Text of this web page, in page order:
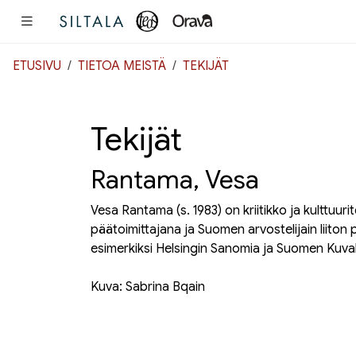
ETUSIVU TIETOA MEISTÄ TEKIJÄT
Tekijät
Rantama, Vesa
Vesa Rantama (s. 1983) on kriitikko ja
päätoimittajana ja Suomen arvostelijain liiton
esimerkiksi Helsingin Sanomia ja Suomen
Kuva: Sabrina Bqain